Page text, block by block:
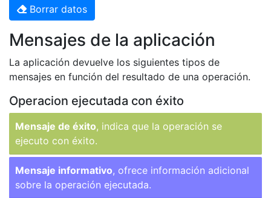
Borrar datos
Mensajes de la aplicación
La aplicación devuelve los siguientes tipos de
mensajes en función del resultado de una operación.
Operacion ejecutada con éxito
Mensaje de éxito, indica que la operación se
ejecuto con éxito.
Mensaje informativo, ofrece información adicional
sobre la operación ejecutada.